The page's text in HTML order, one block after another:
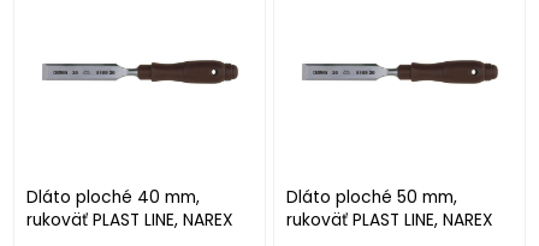
Dláto ploché 40 mm,
rukoväť PLAST LINE, NAREX
Dláto ploché 50 mm,
rukoväť PLAST LINE, NAREX